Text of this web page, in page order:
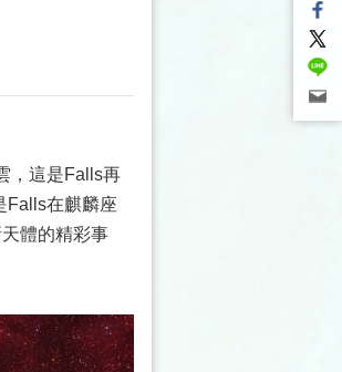
，這是Falls再
Falls在麒麟座
體的精彩事